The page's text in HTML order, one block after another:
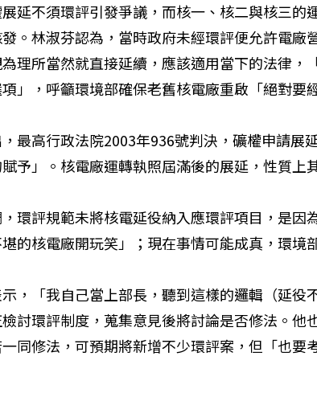
延不須環評引發爭議，而核一、核二與核三的
。林淑芬認為，當時政府未經環評便允許電廠
理所當然就直接延續，應該適用當下的法律，
」，呼籲環境部確保老舊核電廠重啟「絕對要
最高行政法院2003年936號判決，礦權申請展
賦予」。核電廠運轉執照屆滿後的展延，性質上
環評規範未將核電延役納入應環評項目，是因
的核電廠開玩笑」；現在事情可能成真，環境
，「我自己當上部長，聽到這樣的邏輯（延役
討環評制度，蒐集意見後將討論是否修法。他
同修法，可預期將新增不少環評案，但「也要